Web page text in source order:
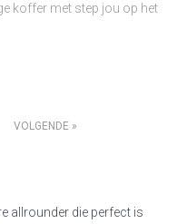
koffer met step jou op het
VOLGENDE
allrounder die perfect is